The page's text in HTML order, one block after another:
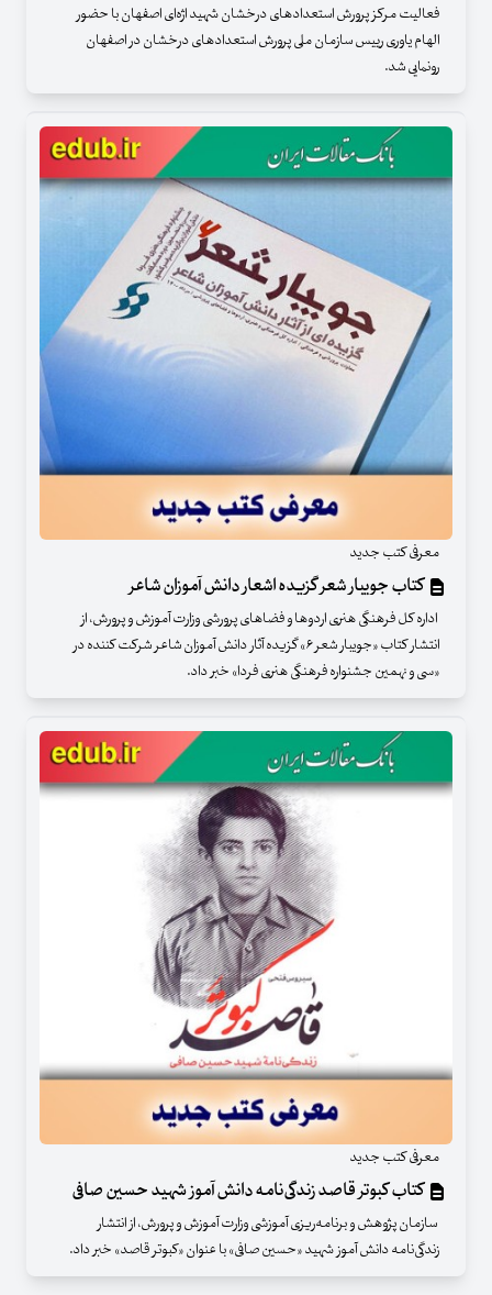
فعالیت مرکز پرورش استعدادهای درخشان شهید اژه‌ای اصفهان با حضور
الهام یاوری رییس سازمان ملی پرورش استعدادهای درخشان در اصفهان
رونمایی شد.
معرفی کتب جدید
کتاب جویبار شعر گزیده اشعار دانش آموزان شاعر
اداره کل فرهنگی هنری اردوها و فضاهای پرورشی وزارت آموزش و پرورش، از
انتشار کتاب «جویبار شعر ۶» گزیده آثار دانش آموزان شاعر شرکت کننده در
«سی و نهمین جشنواره فرهنگی هنری فردا» خبر داد.
معرفی کتب جدید
کتاب کبوتر قاصد زندگی‌نامه‌ دانش آموز شهید حسین صافی
سازمان پژوهش و برنامه‌ریزی آموزشی وزارت آموزش و پرورش، از انتشار
زندگی‌نامه‌ دانش آموز شهید «حسین صافی» با عنوان «کبوتر قاصد» خبر داد.